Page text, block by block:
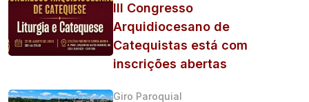
III Congresso
Arquidiocesano de
Catequistas está com
inscrições abertas
Giro Paroquial